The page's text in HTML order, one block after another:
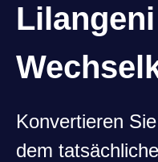
Lilangeni
Konvertieren
dem